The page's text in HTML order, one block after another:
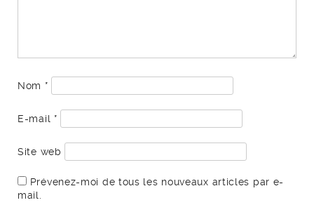
Nom *
E-mail *
Site web
Prévenez-moi de tous les nouveaux articles par e-
mail.